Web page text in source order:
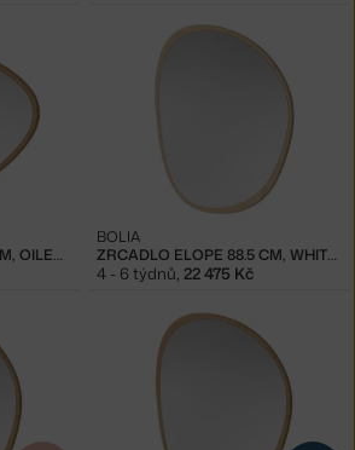
ZRCADLO ELOPE 73.5 CM, OILED OAK ZRCADLO ELOPE 88.5 CM, WHITE PIGMENTED OILED OAK
BOLIA
4 - 6 týdnů, 22 475 Kč